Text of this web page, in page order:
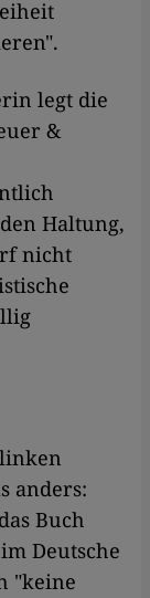
legt die
&
Haltung,
nicht
anders:
Buch
Deutsche
"keine